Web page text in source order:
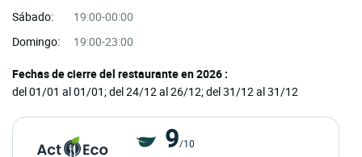
Sábado:
19:00-00:00
Domingo:
19:00-23:00
Fechas de cierre del restaurante en 2026 :
del 01/01 al 01/01; del 24/12 al 26/12; del 31/12 al 31/12
9/10